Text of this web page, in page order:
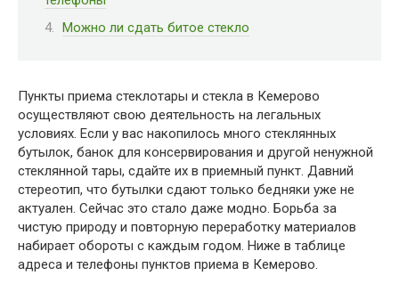
Можно ли сдать битое стекло
Пункты приема стеклотары и стекла в Кемерово
осуществляют свою деятельность на легальных
условиях. Если у вас накопилось много стеклянных
бутылок, банок для консервирования и другой ненужной
стеклянной тары, сдайте их в приемный пункт. Давний
стереотип, что бутылки сдают только бедняки уже не
актуален. Сейчас это стало даже модно. Борьба за
чистую природу и повторную переработку материалов
набирает обороты с каждым годом. Ниже в таблице
адреса и телефоны пунктов приема в Кемерово.